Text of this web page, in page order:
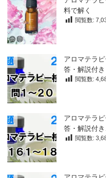
料で解く
閲覧数:
アロマテラ
答・解説付き
閲覧数:
アロマテラ
答・解説付き
閲覧数: